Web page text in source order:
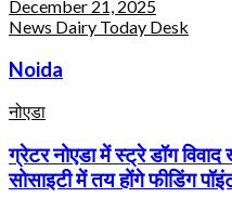
December 21, 2025
News Dairy Today Desk
Noida
नोएडा
ग्रेटर नोएडा में स्ट्रे डॉग
सोसाइटी में तय होंगे फीडिंग